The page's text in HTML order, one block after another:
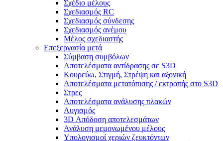
Σχέδιο μέλους
Σχεδιασμός RC
Σχεδιασμός σύνδεσης
Σχεδιασμός ανέμου
Μέλος σχεδιαστής
Επεξεργασία μετά
Σύμβαση συμβόλων
Αποτελέσματα αντίδρασης σε S3D
Κουρεύω, Στιγμή, Στρέψη και αξονική
Αποτελέσματα μετατόπισης / εκτροπής στο S3D
Στρες
Αποτελέσματα ανάλυσης πλακών
Λυγισμός
3D Απόδοση αποτελεσμάτων
Ανάλυση μεμονωμένου μέλους
Υπολογισμοί χεριών ζευκτόντων